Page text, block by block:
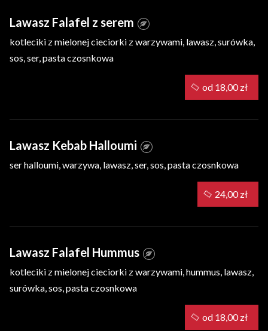
Lawasz Falafel z serem
kotleciki z mielonej cieciorki z warzywami, lawasz, surówka,
sos, ser, pasta czosnkowa
Lawasz Kebab Halloumi
ser halloumi, warzywa, lawasz, ser, sos, pasta czosnkowa
Lawasz Falafel Hummus
kotleciki z mielonej cieciorki z warzywami, hummus, lawasz,
surówka, sos, pasta czosnkowa